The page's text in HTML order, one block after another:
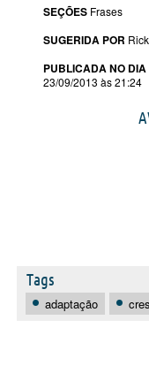
SEÇÕES Frases
SUGERIDA POR
PUBLICADA NO DIA
23/09/2013 às 21:24
Tags
adaptação